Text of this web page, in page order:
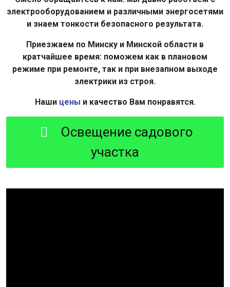
электрооборудованием и различными энергосетями
и знаем тонкости безопасного результата.
Приезжаем по Минску и Минской области в
кратчайшее время: поможем как в плановом
режиме при ремонте, так и при внезапном выходе
электрики из строя.
Наши цены и качество Вам понравятся.
Освещение садового
участка